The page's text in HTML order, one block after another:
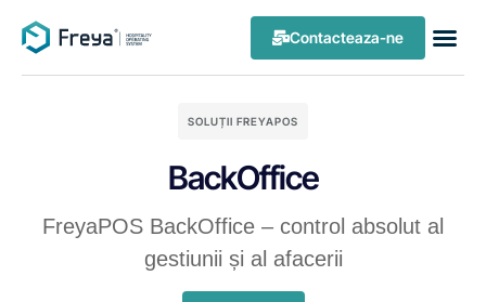
Contacteaza-ne
SOLUȚII FREYAPOS
BackOffice
FreyaPOS BackOffice – control absolut al
gestiunii și al afacerii